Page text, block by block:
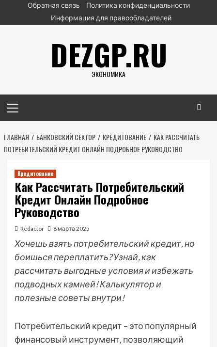
ПерейтиОбратная связь
Политика конфиденциальности
Информация для правообладателей
DEZGP.RU
ЭКОНОМИКА
меню
ГЛАВНАЯ БАНКОВСКИЙ СЕКТОР КРЕДИТОВАНИЕ
КАК РАССЧИТАТЬ
ПОТРЕБИТЕЛЬСКИЙ КРЕДИТ ОНЛАЙН ПОДРОБНОЕ РУКОВОДСТВО
Кредитование
Как Рассчитать Потребительский
Кредит Онлайн Подробное
Руководство
Redactor 8 марта 2025
Хочешь взять потребительский кредит, но
боишься переплатить? Узнай, как
рассчитать выгодные условия и избежать
подводных камней! Калькулятор и
полезные советы внутри!
Потребительский кредит – это популярный
финансовый инструмент, позволяющий